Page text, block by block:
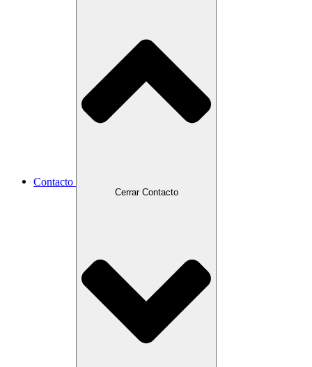
Contacto
Cerrar Contacto